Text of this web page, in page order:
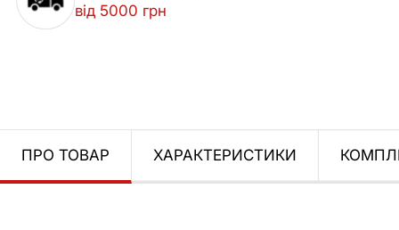
від 5000 грн
ПРО ТОВАР ХАРАКТЕРИСТИКИ